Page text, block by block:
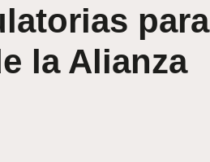
para
la Alianza